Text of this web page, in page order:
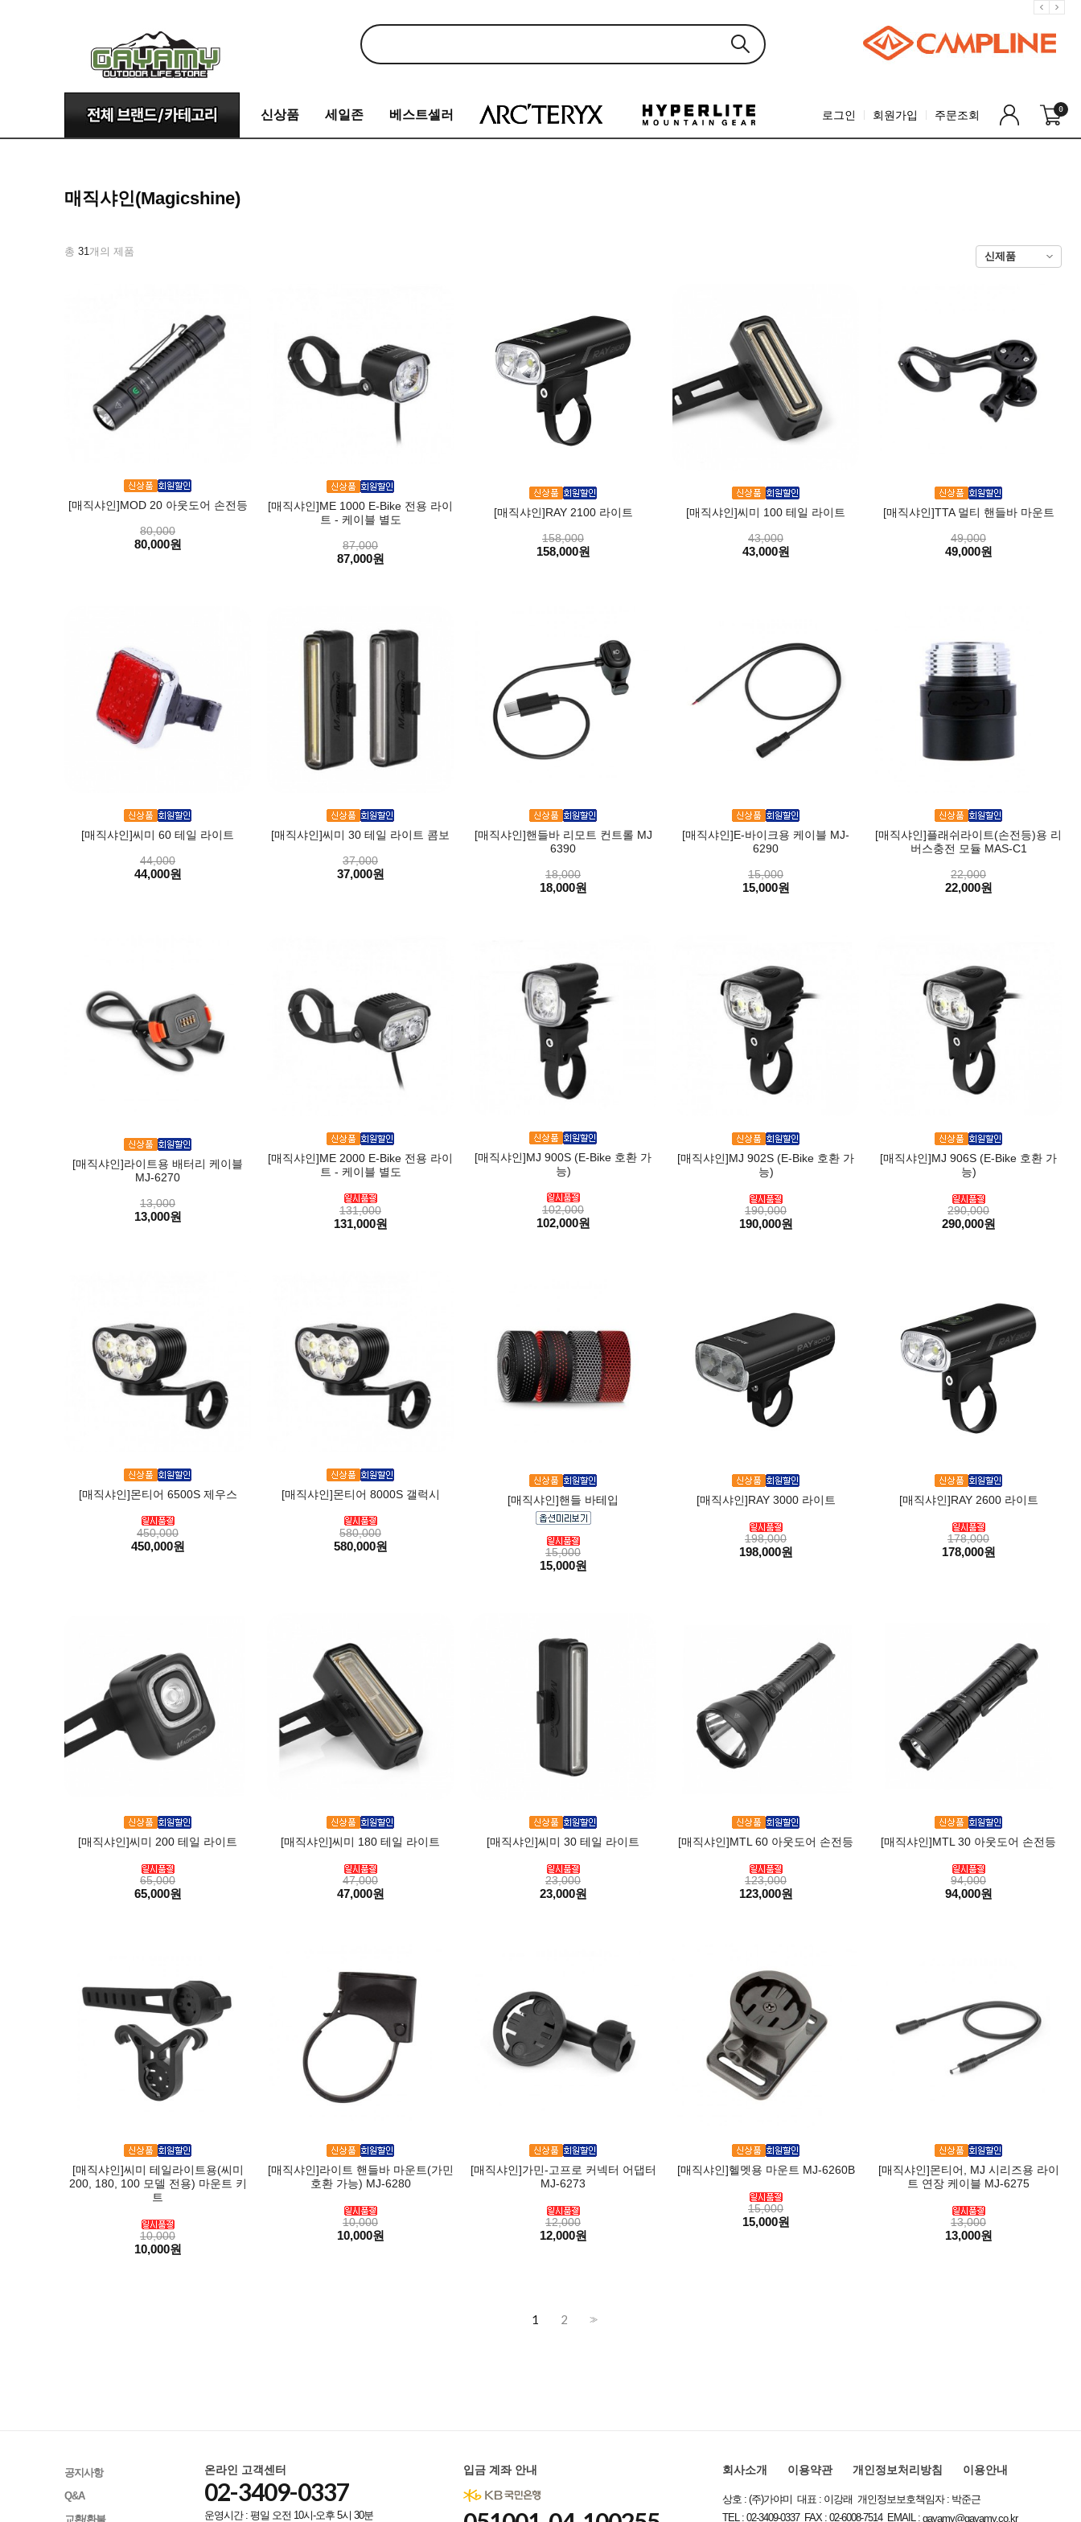
신상품 세일존 베스트셀러 로그인 회원가입 주문조회 0
매직샤인(Magicshine)
총 31개의 제품
[매직샤인]MOD 20 아웃도어 손전등
80,000
80,000원
[매직샤인]ME 1000 E-Bike 전용 라이
트 - 케이블 별도
87,000
87,000원
[매직샤인]RAY 2100 라이트
158,000
158,000원
[매직샤인]씨미 100 테일 라이트
43,000
43,000원
[매직샤인]TTA 멀티 핸들바 마운트
49,000
49,000원
[매직샤인]씨미 60 테일 라이트
44,000
44,000원
[매직샤인]씨미 30 테일 라이트 콤보
37,000
37,000원
[매직샤인]핸들바 리모트 컨트롤 MJ
6390
18,000
18,000원
[매직샤인]E-바이크용 케이블 MJ-
6290
15,000
15,000원
[매직샤인]플래쉬라이트(손전등)용 리
버스충전 모듈 MAS-C1
22,000
22,000원
[매직샤인]라이트용 배터리 케이블
MJ-6270
13,000
13,000원
[매직샤인]ME 2000 E-Bike 전용 라이
트 - 케이블 별도
131,000
131,000원
[매직샤인]MJ 900S (E-Bike 호환 가
능)
102,000
102,000원
[매직샤인]MJ 902S (E-Bike 호환 가
능)
190,000
190,000원
[매직샤인]MJ 906S (E-Bike 호환 가
능)
290,000
290,000원
[매직샤인]몬티어 6500S 제우스
450,000
450,000원
[매직샤인]몬티어 8000S 갤럭시
580,000
580,000원
[매직샤인]핸들 바테입
15,000
15,000원
[매직샤인]RAY 3000 라이트
198,000
198,000원
[매직샤인]RAY 2600 라이트
178,000
178,000원
[매직샤인]씨미 200 테일 라이트
65,000
65,000원
[매직샤인]씨미 180 테일 라이트
47,000
47,000원
[매직샤인]씨미 30 테일 라이트
23,000
23,000원
[매직샤인]MTL 60 아웃도어 손전등
123,000
123,000원
[매직샤인]MTL 30 아웃도어 손전등
94,000
94,000원
[매직샤인]씨미 테일라이트용(씨미
200, 180, 100 모델 전용) 마운트 키
트
10,000
10,000원
[매직샤인]라이트 핸들바 마운트(가민
호환 가능) MJ-6280
10,000
10,000원
[매직샤인]가민-고프로 커넥터 어댑터
MJ-6273
12,000
12,000원
[매직샤인]헬멧용 마운트 MJ-6260B
15,000
15,000원
[매직샤인]몬티어, MJ 시리즈용 라이
트 연장 케이블 MJ-6275
13,000
13,000원
1 2 >>
공지사항
Q&A
교환/환불
온라인 고객센터
02-3409-0337
운영시간 : 평일 오전 10시-오후 5시 30분
입금 계좌 안내 회사소개 이용약관 개인정보처리방침 이용안내
상호 : (주)가야미 대표 : 이강래 개인정보보호책임자 : 박준근
TEL : 02-3409-0337 FAX : 02-6008-7514 EMAIL :gayamy@gayamy.co.kr